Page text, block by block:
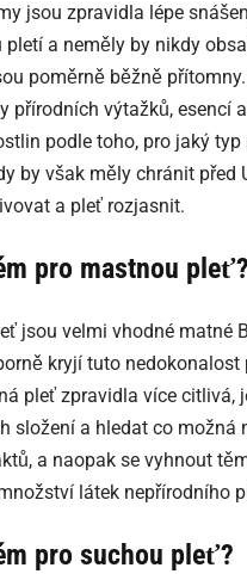
jsou zpravidla lépe
pletí a neměly by nikdy
poměrně běžně
přírodních výtažků, esencí
podle toho, pro jaký typ
by však měly chránit před
a pleť rozjasnit.
pro mastnou pleť?
jsou velmi vhodné matné
kryjí tuto nedokonalost
pleť zpravidla více citlivá,
složení a hledat co možná
a naopak se vyhnout
látek nepřírodního
pro suchou pleť?